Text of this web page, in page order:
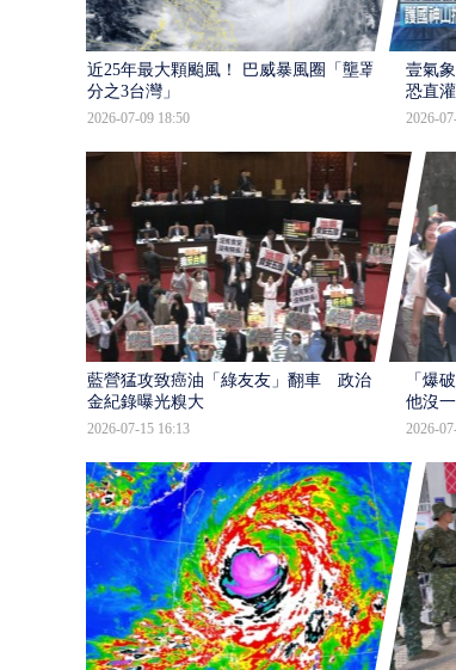
近25年最大顆颱風！ 巴威暴風圈「壟罩4
分之3台灣」
2026-07-09 18:50
壹氣
恐直
2026-
藍營猛攻致癌油「綠友友」翻車 政治獻
金紀錄曝光糗大
2026-07-15 16:13
「爆
他沒
2026-